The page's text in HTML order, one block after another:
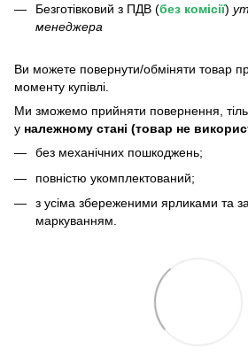
Безготівковий з ПДВ (без комісії)
менеджера
Bи можете повернути/обміняти товар
моменту купівлі.
Ми зможемо прийняти повернення,
у належному стані (товар не
без механічних пошкоджень;
повністю укомплектований;
з усіма збереженими ярликами та
маркуванням.